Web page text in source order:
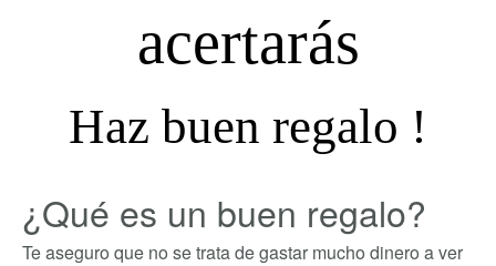
acertarás
Haz buen regalo !
¿Qué es un buen regalo?
Te aseguro que no se trata de gastar mucho dinero a ver